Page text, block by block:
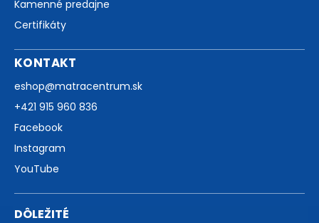
Kamenné predajne
Certifikáty
KONTAKT
eshop@matracentrum.sk
+421 915 960 836
Facebook
Instagram
YouTube
DÔLEŽITÉ